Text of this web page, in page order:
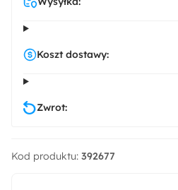
Koszt dostawy:
Zwrot:
Kod produktu: 392677